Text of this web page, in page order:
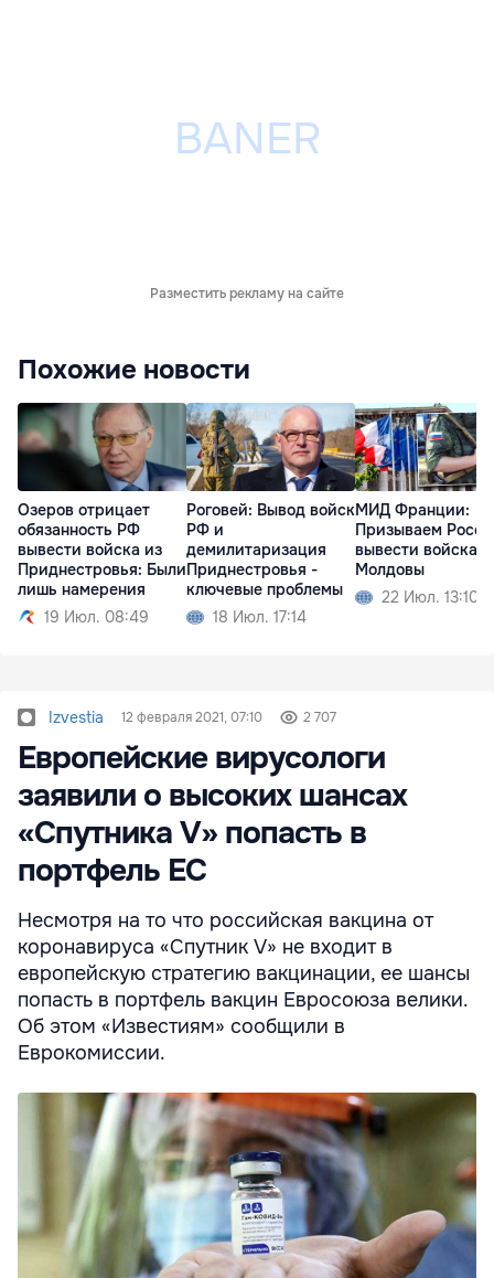
Разместить рекламу на сайте
Похожие новости
Озеров отрицает
обязанность РФ
вывести войска из
Приднестровья: Были
лишь намерения
19 Июл. 08:49
Роговей: Вывод войск
РФ и
демилитаризация
Приднестровья -
ключевые проблемы
18 Июл. 17:14
МИД Франции:
Призываем
вывести войска
Молдовы
22 Июл. 13:10
Izvestia 12 февраля 2021, 07:10 2 707
Европейские вирусологи
заявили о высоких шансах
«Спутника V» попасть в
портфель ЕС
Несмотря на то что российская вакцина от
коронавируса «Спутник V» не входит в
европейскую стратегию вакцинации, ее шансы
попасть в портфель вакцин Евросоюза велики.
Об этом «Известиям» сообщили в
Еврокомиссии.